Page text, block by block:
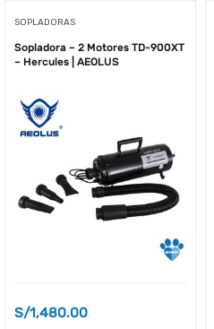
SOPLADORAS
Sopladora – 2 Motores TD-900XT
– Hercules | AEOLUS
S/1,480.00